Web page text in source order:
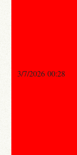
3/7/2026 00:28